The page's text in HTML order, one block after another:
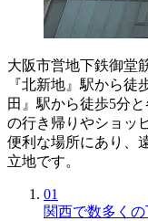
大阪市営地下鉄御堂
『北新地』駅から
田』駅から徒歩5分
の行き帰りやショッ
便利な場所にあり、
立地です。
01
関西で数多く